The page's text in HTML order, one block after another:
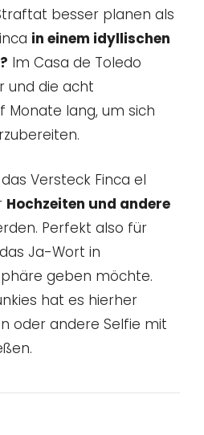
besser planen als
in einem idyllischen
Im Casa de Toledo
und die acht
Monate lang, um sich
Versteck Finca el
Hochzeiten und andere
Perfekt also für
Ja-Wort in
geben möchte.
hat es hierher
oder andere Selfie mit